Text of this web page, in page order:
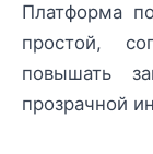
Платформа
простой,
повышать
прозрачной